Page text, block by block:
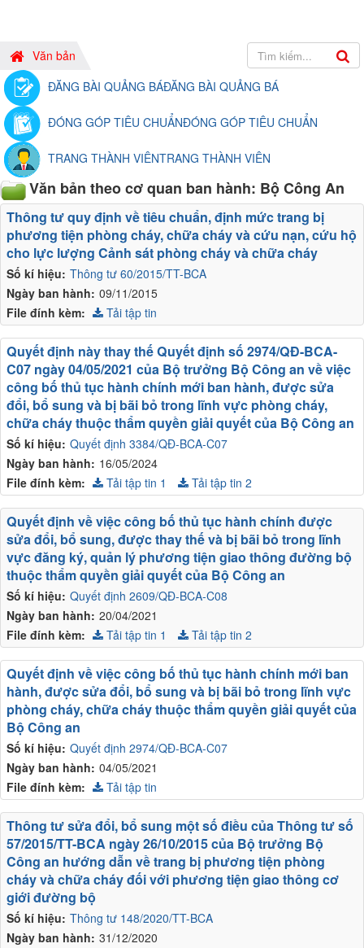
Văn bản
ĐĂNG BÀI QUẢNG BÁĐĂNG BÀI QUẢNG BÁ
ĐÓNG GÓP TIÊU CHUẨNĐÓNG GÓP TIÊU CHUẨN
TRANG THÀNH VIÊNTRANG THÀNH VIÊN
Văn bản theo cơ quan ban hành: Bộ Công An
Số kí hiệu: Thông tư 60/2015/TT-BCA
Ngày ban hành: 09/11/2015
Thông tư quy định về tiêu chuẩn, định mức trang bị
phương tiện phòng cháy, chữa cháy và cứu nạn, cứu hộ
cho lực lượng Cảnh sát phòng cháy và chữa cháy
File đính kèm: Tải tập tin
Số kí hiệu: Quyết định 3384/QĐ-BCA-C07
Ngày ban hành: 16/05/2024
Quyết định này thay thế Quyết định số 2974/QĐ-BCA-
C07 ngày 04/05/2021 của Bộ trưởng Bộ Công an về việc
công bố thủ tục hành chính mới ban hành, được sửa
đổi, bổ sung và bị bãi bỏ trong lĩnh vực phòng cháy,
chữa cháy thuộc thẩm quyền giải quyết của Bộ Công an
File đính kèm: Tải tập tin 1 Tải tập tin 2
Số kí hiệu: Quyết định 2609/QĐ-BCA-C08
Ngày ban hành: 20/04/2021
Quyết định về việc công bố thủ tục hành chính được
sửa đổi, bổ sung, được thay thế và bị bãi bỏ trong lĩnh
vực đăng ký, quản lý phương tiện giao thông đường bộ
thuộc thẩm quyền giải quyết của Bộ Công an
File đính kèm: Tải tập tin 1 Tải tập tin 2
Số kí hiệu: Quyết định 2974/QĐ-BCA-C07
Ngày ban hành: 04/05/2021
Quyết định về việc công bố thủ tục hành chính mới ban
hành, được sửa đổi, bổ sung và bị bãi bỏ trong lĩnh vực
phòng cháy, chữa cháy thuộc thẩm quyền giải quyết của
Bộ Công an
File đính kèm: Tải tập tin
Số kí hiệu: Thông tư 148/2020/TT-BCA
Ngày ban hành: 31/12/2020
Thông tư sửa đổi, bổ sung một số điều của Thông tư số
57/2015/TT-BCA ngày 26/10/2015 của Bộ trưởng Bộ
Công an hướng dẫn về trang bị phương tiện phòng
cháy và chữa cháy đối với phương tiện giao thông cơ
giới đường bộ